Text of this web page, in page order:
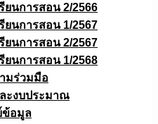
ยนการสอน 2/2566
ยนการสอน 1/2567
ยนการสอน 2/2567
ยนการสอน 1/2568
มร่วมมือ
ละงบประมาณ
ข้อมูล